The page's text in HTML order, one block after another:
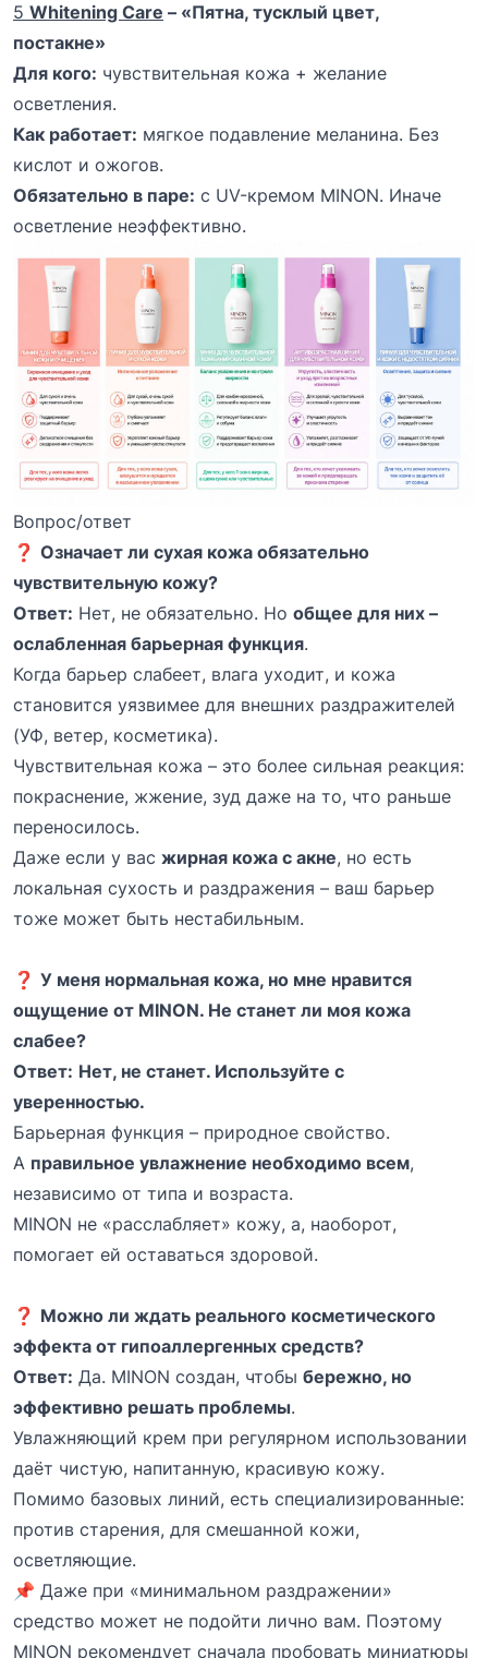
5 Whitening Care – «Пятна, тусклый цвет,
постакне»
Для кого: чувствительная кожа + желание
осветления.
Как работает: мягкое подавление меланина. Без
кислот и ожогов.
Обязательно в паре: с UV-кремом MINON. Иначе
осветление неэффективно.
Вопрос/ответ
❓ Означает ли сухая кожа обязательно
чувствительную кожу?
Ответ: Нет, не обязательно. Но общее для них –
ослабленная барьерная функция.
Когда барьер слабеет, влага уходит, и кожа
становится уязвимее для внешних раздражителей
(УФ, ветер, косметика).
Чувствительная кожа – это более сильная реакция:
покраснение, жжение, зуд даже на то, что раньше
переносилось.
Даже если у вас жирная кожа с акне, но есть
локальная сухость и раздражения – ваш барьер
тоже может быть нестабильным.
❓ У меня нормальная кожа, но мне нравится
ощущение от MINON. Не станет ли моя кожа
слабее?
Ответ: Нет, не станет. Используйте с
уверенностью.
Барьерная функция – природное свойство.
А правильное увлажнение необходимо всем,
независимо от типа и возраста.
MINON не «расслабляет» кожу, а, наоборот,
помогает ей оставаться здоровой.
❓ Можно ли ждать реального косметического
эффекта от гипоаллергенных средств?
Ответ: Да. MINON создан, чтобы бережно, но
эффективно решать проблемы.
Увлажняющий крем при регулярном использовании
даёт чистую, напитанную, красивую кожу.
Помимо базовых линий, есть специализированные:
против старения, для смешанной кожи,
осветляющие.
📌 Даже при «минимальном раздражении»
средство может не подойти лично вам. Поэтому
MINON рекомендует сначала пробовать миниатюры